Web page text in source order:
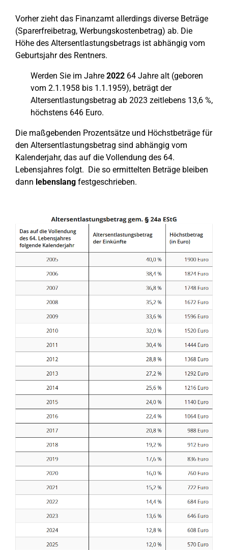
Vorher zieht das Finanzamt allerdings diverse Beträge
(Sparerfreibetrag, Werbungskostenbetrag) ab. Die
Höhe des Altersentlastungsbetrags ist abhängig vom
Geburtsjahr des Rentners.
Werden Sie im Jahre 2022 64 Jahre alt (geboren
vom 2.1.1958 bis 1.1.1959), beträgt der
Altersentlastungsbetrag ab 2023 zeitlebens 13,6 %,
höchstens 646 Euro.
Die maßgebenden Prozentsätze und Höchstbeträge für
den Altersentlastungsbetrag sind abhängig vom
Kalenderjahr, das auf die Vollendung des 64.
Lebensjahres folgt. Die so ermittelten Beträge bleiben
dann lebenslang festgeschrieben.